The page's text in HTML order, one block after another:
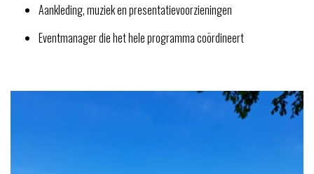
Aankleding, muziek en presentatievoorzieningen
Eventmanager die het hele programma coördineert